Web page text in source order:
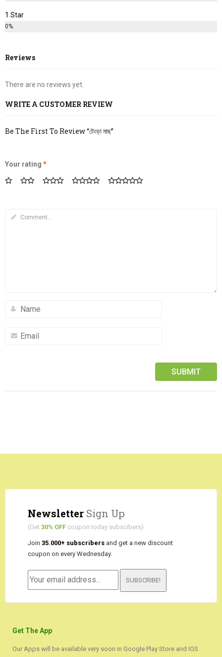
1 Star
0%
Reviews
There are no reviews yet.
WRITE A CUSTOMER REVIEW
Be The First To Review “টেংড়া মাছ”
Your rating *
Newsletter Sign Up
(Get 30% OFF coupon today subscibers)
Join 35.000+ subscribers and get a new discount
coupon on every Wednesday.
SUBSCRIBE!
Get The App
Our Apps will be available very soon in Google Play Store and IOS